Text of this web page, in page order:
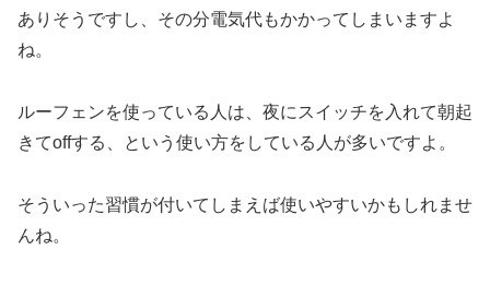
ありそうですし、その分電気代もかかってしまいますよ
ね。
ルーフェンを使っている人は、夜にスイッチを入れて朝起
きてoffする、という使い方をしている人が多いですよ。
そういった習慣が付いてしまえば使いやすいかもしれませ
んね。